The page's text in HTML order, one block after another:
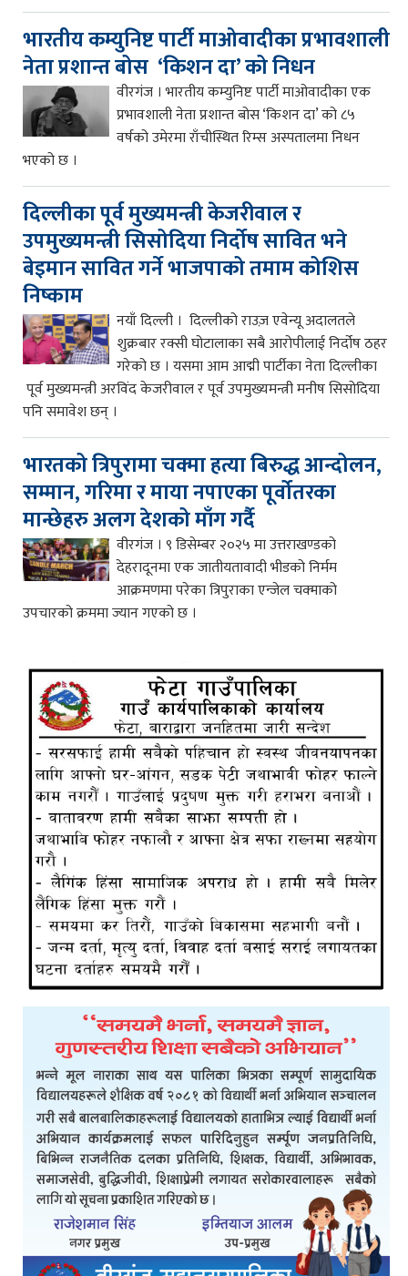
भारतीय कम्युनिष्ट पार्टी माओवादीका प्रभावशाली
नेता प्रशान्त बोस ‘किशन दा’ को निधन
वीरगंज । भारतीय कम्युनिष्ट पार्टी माओवादीका एक
प्रभावशाली नेता प्रशान्त बोस ‘किशन दा’ को ८५
वर्षको उमेरमा राँचीस्थित रिम्स अस्पतालमा निधन
भएको छ ।
दिल्लीका पूर्व मुख्यमन्त्री केजरीवाल र
उपमुख्यमन्त्री सिसोदिया निर्दोष सावित भने
बेइमान सावित गर्ने भाजपाको तमाम कोशिस
निष्काम
नयाँ दिल्ली । दिल्लीको राउज़ एवेन्यू अदालतले
शुक्रबार रक्सी घोटालाका सबै आरोपीलाई निर्दोष ठहर
गरेको छ । यसमा आम आद्मी पार्टीका नेता दिल्लीका
पूर्व मुख्यमन्त्री अरविंद केजरीवाल र पूर्व उपमुख्यमन्त्री मनीष सिसोदिया
पनि समावेश छन् ।
भारतको त्रिपुरामा चक्मा हत्या बिरुद्ध आन्दोलन,
सम्मान, गरिमा र माया नपाएका पूर्वोतरका
मान्छेहरु अलग देशको माँग गर्दै
वीरगंज । ९ डिसेम्बर २०२५ मा उत्तराखण्डको
देहरादूनमा एक जातीयतावादी भीडको निर्मम
आक्रमणमा परेका त्रिपुराका एन्जेल चक्माको
उपचारको क्रममा ज्यान गएको छ ।